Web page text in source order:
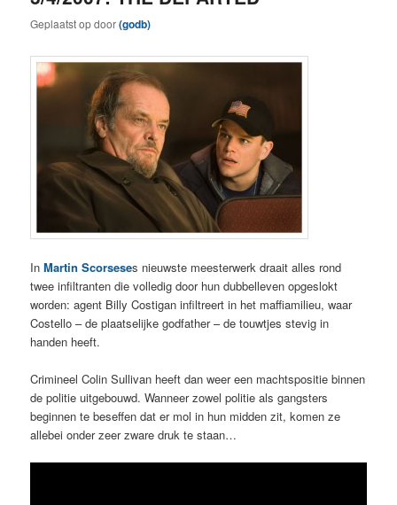
Geplaatst opdoor(godb)
InMartin Scorseses nieuwste meesterwerk draait alles rond
twee infiltranten die volledig door hun dubbelleven opgeslokt
worden: agent Billy Costigan infiltreert in het maffiamilieu, waar
Costello – de plaatselijke godfather – de touwtjes stevig in
handen heeft.
Crimineel Colin Sullivan heeft dan weer een machtspositie binnen
de politie uitgebouwd. Wanneer zowel politie als gangsters
beginnen te beseffen dat er mol in hun midden zit, komen ze
allebei onder zeer zware druk te staan…